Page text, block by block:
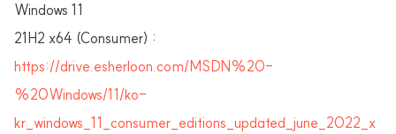
Windows 11
21H2 x64 (Consumer) :
https://drive.esherloon.com/MSDN%20-
%20Windows/11/ko-
kr_windows_11_consumer_editions_updated_june_2022_x